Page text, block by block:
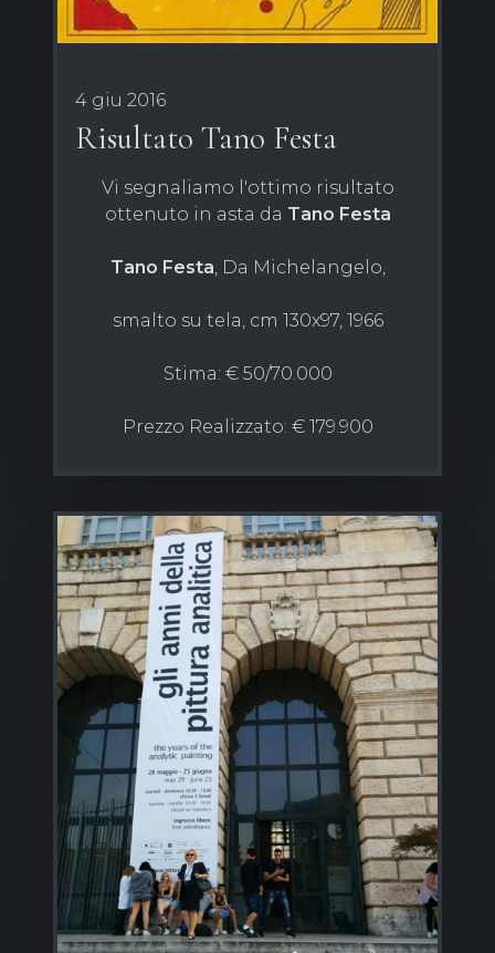
4 giu 2016
Risultato Tano Festa
Vi segnaliamo l'ottimo risultato
ottenuto in asta da Tano Festa
Tano Festa , Da Michelangelo,
smalto su tela, cm 130x97, 1966
Stima: € 50/70.000
Prezzo Realizzato: € 179.900